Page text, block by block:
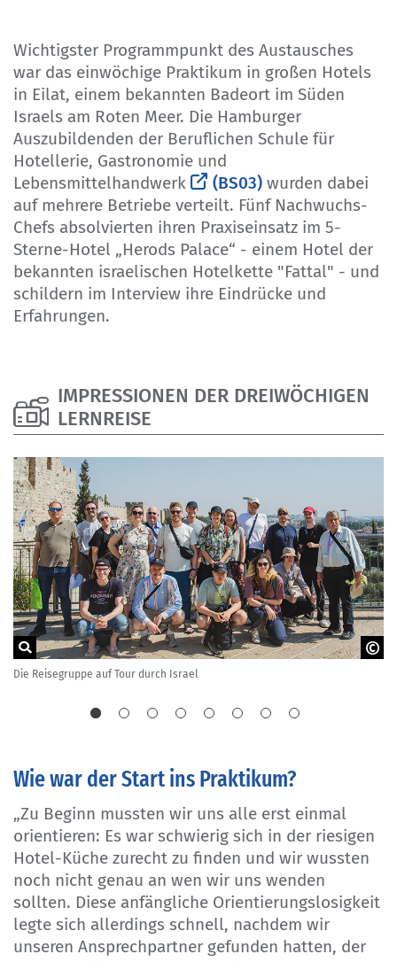
Wichtigster Programmpunkt des Austausches
war das einwöchige Praktikum in großen Hotels
in Eilat, einem bekannten Badeort im Süden
Israels am Roten Meer. Die Hamburger
Auszubildenden der Beruflichen Schule für
Hotellerie, Gastronomie und
Lebensmittelhandwerk
(BS03) wurden dabei
auf mehrere Betriebe verteilt. Fünf Nachwuchs-
Chefs absolvierten ihren Praxiseinsatz im 5-
Sterne-Hotel „Herods Palace“ - einem Hotel der
bekannten israelischen Hotelkette "Fattal" - und
schildern im Interview ihre Eindrücke und
Erfahrungen.
IMPRESSIONEN DER DREIWÖCHIGEN
LERNREISE
BS 03/GOVET
Die Reisegruppe auf Tour durch Israel
Wie war der Start ins Praktikum?
„Zu Beginn mussten wir uns alle erst einmal
orientieren: Es war schwierig sich in der riesigen
Hotel-Küche zurecht zu finden und wir wussten
noch nicht genau an wen wir uns wenden
sollten. Diese anfängliche Orientierungslosigkeit
legte sich allerdings schnell, nachdem wir
unseren Ansprechpartner gefunden hatten, der